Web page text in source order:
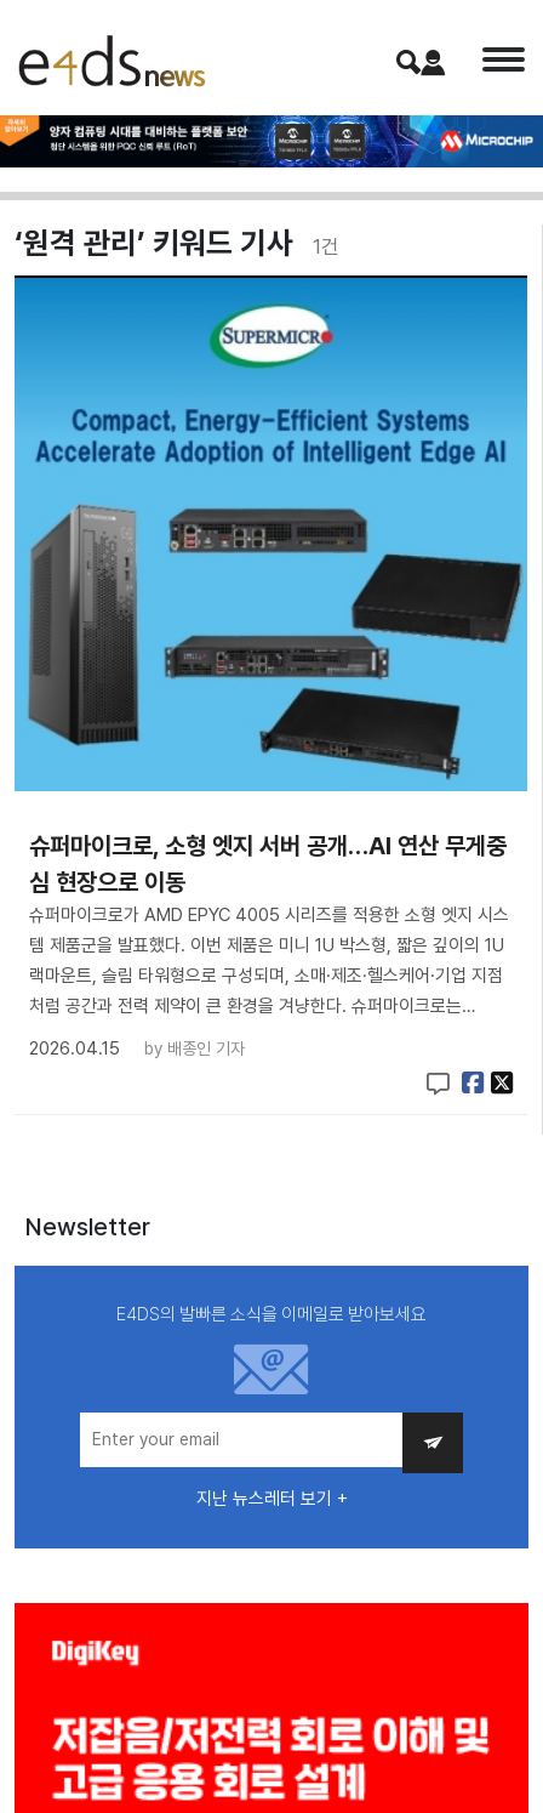
‘원격 관리’ 키워드 기사 1건
슈퍼마이크로, 소형 엣지 서버 공개…AI 연산 무게중
심 현장으로 이동
슈퍼마이크로가 AMD EPYC 4005 시리즈를 적용한 소형 엣지 시스
템 제품군을 발표했다. 이번 제품은 미니 1U 박스형, 짧은 깊이의 1U
랙마운트, 슬림 타워형으로 구성되며, 소매·제조·헬스케어·기업 지점
처럼 공간과 전력 제약이 큰 환경을 겨냥한다. 슈퍼마이크로는…
2026.04.15
by 배종인 기자
Newsletter
E4DS의 발빠른 소식을 이메일로 받아보세요
지난 뉴스레터 보기 +